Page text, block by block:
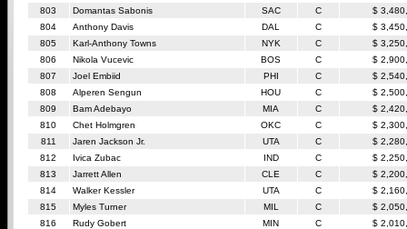
803
Domantas Sabonis SAC C
$
804
Anthony Davis DAL C
$
805
Karl-Anthony Towns NYK C
$
806
Nikola Vucevic BOS C
$
807
Joel Embiid PHI C
$
808
Alperen Sengun HOU C
$
809
Bam Adebayo MIA C
$
810
Chet Holmgren OKC C
$
811
Jaren Jackson Jr. UTA C
$
812
Ivica Zubac IND C
$
813
Jarrett Allen CLE C
$
814
Walker Kessler UTA C
$
815
Myles Turner MIL C
$
816
Rudy Gobert MIN C
$